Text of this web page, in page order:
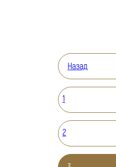
Назад
1
2